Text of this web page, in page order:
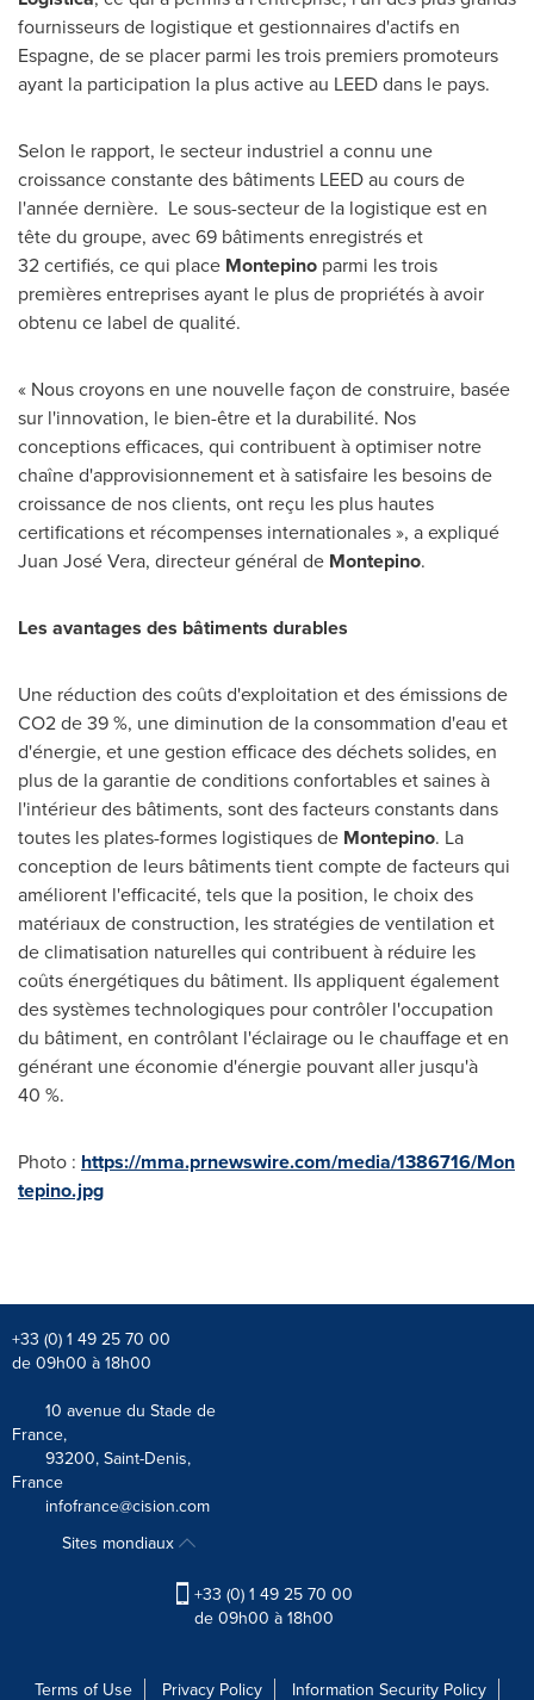
fournisseurs de logistique et gestionnaires d'actifs en
Espagne, de se placer parmi les trois premiers promoteurs
ayant la participation la plus active au LEED dans le pays.
Selon le rapport, le secteur industriel a connu une
croissance constante des bâtiments LEED au cours de
l'année dernière. Le sous-secteur de la logistique est en
tête du groupe, avec 69 bâtiments enregistrés et
32 certifiés, ce qui place Montepino parmi les trois
premières entreprises ayant le plus de propriétés à avoir
obtenu ce label de qualité.
« Nous croyons en une nouvelle façon de construire, basée
sur l'innovation, le bien-être et la durabilité. Nos
conceptions efficaces, qui contribuent à optimiser notre
chaîne d'approvisionnement et à satisfaire les besoins de
croissance de nos clients, ont reçu les plus hautes
certifications et récompenses internationales », a expliqué
Juan José Vera, directeur général de Montepino.
Les avantages des bâtiments durables
Une réduction des coûts d'exploitation et des émissions de
CO2 de 39 %, une diminution de la consommation d'eau et
d'énergie, et une gestion efficace des déchets solides, en
plus de la garantie de conditions confortables et saines à
l'intérieur des bâtiments, sont des facteurs constants dans
toutes les plates-formes logistiques de Montepino. La
conception de leurs bâtiments tient compte de facteurs qui
améliorent l'efficacité, tels que la position, le choix des
matériaux de construction, les stratégies de ventilation et
de climatisation naturelles qui contribuent à réduire les
coûts énergétiques du bâtiment. Ils appliquent également
des systèmes technologiques pour contrôler l'occupation
du bâtiment, en contrôlant l'éclairage ou le chauffage et en
générant une économie d'énergie pouvant aller jusqu'à
40 %.
Photo : https://mma.prnewswire.com/media/1386716/Mon
tepino.jpg
+33 (0) 1 49 25 70 00
de 09h00 à 18h00
10 avenue du Stade de
France,
93200, Saint-Denis,
France
infofrance@cision.com
Sites mondiaux
+33 (0) 1 49 25 70 00
de 09h00 à 18h00
Terms of Use Privacy Policy Information Security Policy